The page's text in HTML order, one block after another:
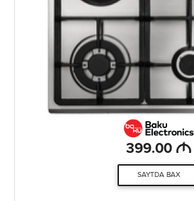
399.00 M
SAYTDA BAX